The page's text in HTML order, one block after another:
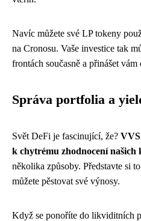
Navíc můžete své LP tokeny
na Cronosu. Vaše investice tak
frontách současně a přinášet vám
Správa portfolia a
Svět DeFi je fascinující, že?
k chytrému zhodnocení našich
několika způsoby. Představte si
můžete pěstovat své výnosy.
Když se ponoříte do likviditních